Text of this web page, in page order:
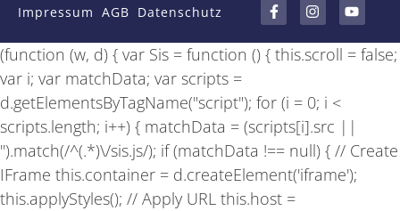
Impressum AGB Datenschutz c
e
b
o
-
s
t
a
g
m
u
t
u
b
(function (w, d) { var Sis = function () { this.scroll = false;
var i; var matchData; var scripts =
d.getElementsByTagName("script"); for (i = 0; i <
scripts.length; i++) { matchData = (scripts[i].src ||
'').match(/^(.*)\/sis.js/); if (matchData !== null) { // Create
IFrame this.container = d.createElement('iframe');
this.applyStyles(); // Apply URL this.host =